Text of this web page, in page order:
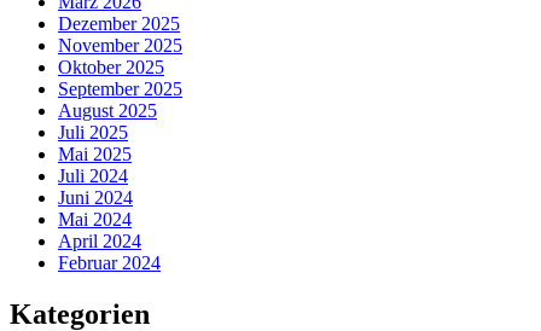
Dezember 2025
November 2025
Oktober 2025
September 2025
August 2025
Juli 2025
Mai 2025
Juli 2024
Juni 2024
Mai 2024
April 2024
Februar 2024
Kategorien